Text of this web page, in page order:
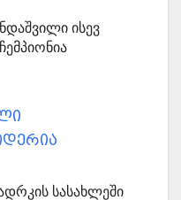
ისევ
სასახლეში